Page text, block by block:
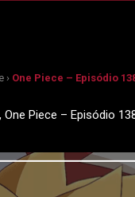
› One Piece – Episódio
One Piece – Episódio